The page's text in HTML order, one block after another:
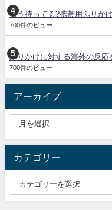
もう持ってる?携帯用ふりか
700件のビュー
ふりかけに対する海外の反応
700件のビュー
アーカイブ
カテゴリー